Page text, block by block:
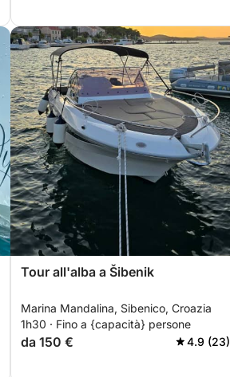
Tour all'alba a Šibenik
Marina Mandalina, Sibenico, Croazia
1h30 · Fino a {capacità} persone
da 150 € 4.9 (23)